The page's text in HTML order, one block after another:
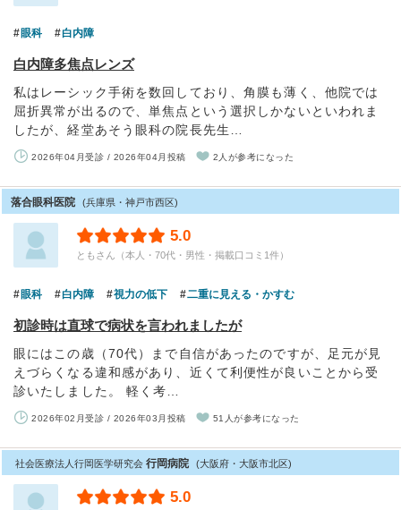
眼科 白内障
白内障多焦点レンズ
私はレーシック手術を数回しており、角膜も薄く、他院では
屈折異常が出るので、単焦点という選択しかないといわれま
したが、経堂あそう眼科の院長先生…
2026年04月受診 / 2026年04月投稿 2人が参考になった
落合眼科医院 (兵庫県・神戸市西区)
5.0
ともさん（本人・70代・男性・掲載口コミ1件）
眼科 白内障 視力の低下 二重に見える・かすむ
初診時は直球で病状を言われましたが
眼にはこの歳（70代）まで自信があったのですが、足元が見
えづらくなる違和感があり、近くて利便性が良いことから受
診いたしました。 軽く考…
2026年02月受診 / 2026年03月投稿 51人が参考になった
社会医療法人行岡医学研究会 行岡病院 (大阪府・大阪市北区)
5.0